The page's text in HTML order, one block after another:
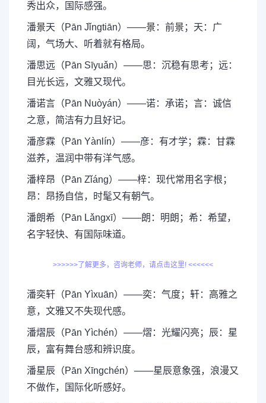
秀出众，国际感强。
潘景天（Pān Jǐngtiān）——景：前景；天：广
阔，气场大、听着就有格局。
潘思远（Pān Sīyuǎn）——思：沉稳有思考；远：
目光长远，文雅又现代。
潘诺言（Pān Nuòyán）——诺：承诺；言：诚信
之意，简洁有力且好记。
潘彦霖（Pān Yànlín）——彦：有才学；霖：甘霖
滋养，温润中带有洋气感。
潘梓昂（Pān Zǐáng）——梓：现代常用名字根；
昂：昂扬自信，时髦又有朝气。
潘朗希（Pān Lǎngxī）——朗：明朗；希：希望，
名字轻快、有国际味道。
>>>>>>了解更多，咨询老师，请点击这里! <<<<<<
潘奕轩（Pān Yìxuān）——奕：气度；轩：高雅之
意，文雅又不失现代感。
潘熠辰（Pān Yìchén）——熠：光耀闪亮；辰：星
辰，富有舞台感和辨识度。
潘星辰（Pān Xīngchén）——星辰意象强，浪漫又
不做作，国际化听感好。